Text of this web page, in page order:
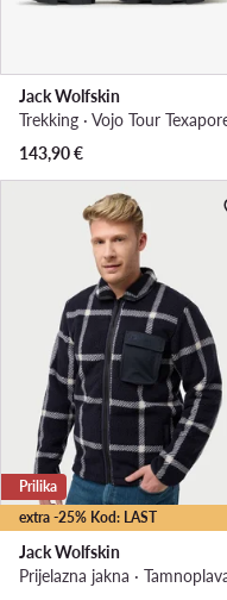
Jack Wolfskin
143,90€
extra -25% Kod: LAST
Prilika
Jack Wolfskin
Prijelazna jakna ·